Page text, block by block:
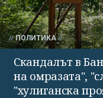
ПОЛИТИКА
Скандалът в
на омразата",
"хулиганска